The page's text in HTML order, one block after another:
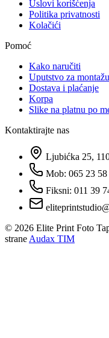
Uslovi korišćenja
Politika privatnosti
Kolačići
Pomoć
Kako naručiti
Uputstvo za montažu
Dostava i plaćanje
Korpa
Slike na platnu po
Kontaktirajte nas
Ljubićka 25,
Mob: 065 23 58
Fiksni: 011 39
© 2026 Elite Print Foto
strane Audax TIM